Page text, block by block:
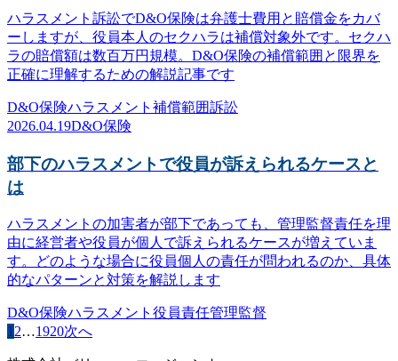
ハラスメント訴訟でD&O保険は弁護士費用と賠償金をカバ
ーしますが、役員本人のセクハラは補償対象外です。セクハ
ラの賠償額は数百万円規模。D&O保険の補償範囲と限界を
正確に理解するための解説記事です
D&O保険ハラスメント 補償範囲訴訟
2026.04.19D&O保険
部下のハラスメントで役員が訴えられるケースと
は
ハラスメントの加害者が部下であっても、管理監督責任を理
由に経営者や役員が個人で訴えられるケースが増えていま
す。どのような場合に役員個人の責任が問われるのか、具体
的なパターンと対策を解説します
D&O保険ハラスメント 役員責任管理監督
1 2…1920次へ